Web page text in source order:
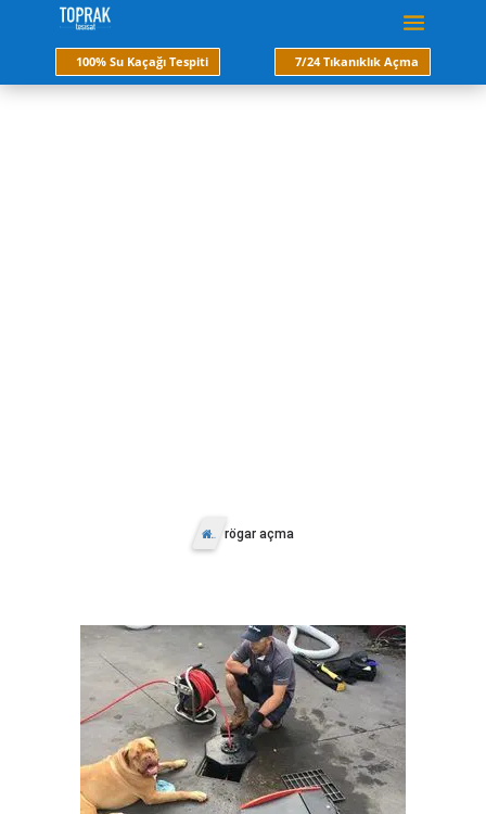
100% Su Kaçağı Tespiti 7/24 Tıkanıklık Açma
rögar açma
Anasayfa
rögar açma